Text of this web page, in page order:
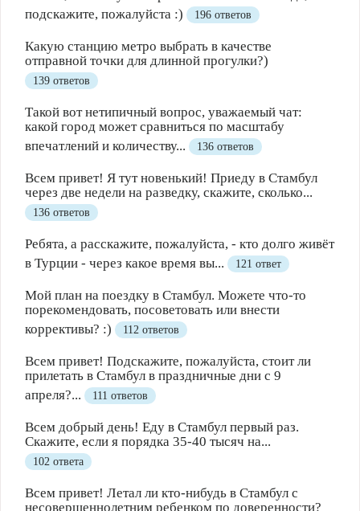
подскажите, пожалуйста :)
196 ответов
Какую станцию метро выбрать в качестве
отправной точки для длинной прогулки?)
139 ответов
Такой вот нетипичный вопрос, уважаемый чат:
какой город может сравниться по масштабу
впечатлений и количеству...
136 ответов
Всем привет! Я тут новенький! Приеду в Стамбул
через две недели на разведку, скажите, сколько...
136 ответов
Ребята, а расскажите, пожалуйста, - кто долго живёт
в Турции - через какое время вы...
121 ответ
Мой план на поездку в Стамбул. Можете что-то
порекомендовать, посоветовать или внести
коррективы? :)
112 ответов
Всем привет! Подскажите, пожалуйста, стоит ли
прилетать в Стамбул в праздничные дни с 9
апреля?...
111 ответов
Всем добрый день! Еду в Стамбул первый раз.
Скажите, если я порядка 35-40 тысяч на...
102 ответа
Всем привет! Летал ли кто-нибудь в Стамбул с
несовершеннолетним ребенком по доверенности?